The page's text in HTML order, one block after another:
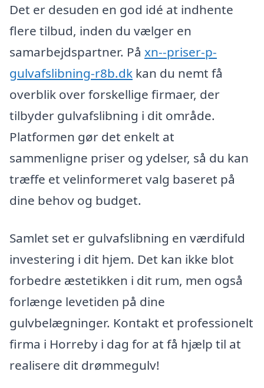
Det er desuden en god idé at indhente
flere tilbud, inden du vælger en
samarbejdspartner. På xn--priser-p-
gulvafslibning-r8b.dk kan du nemt få
overblik over forskellige firmaer, der
tilbyder gulvafslibning i dit område.
Platformen gør det enkelt at
sammenligne priser og ydelser, så du kan
træffe et velinformeret valg baseret på
dine behov og budget.
Samlet set er gulvafslibning en værdifuld
investering i dit hjem. Det kan ikke blot
forbedre æstetikken i dit rum, men også
forlænge levetiden på dine
gulvbelægninger. Kontakt et professionelt
firma i Horreby i dag for at få hjælp til at
realisere dit drømmegulv!